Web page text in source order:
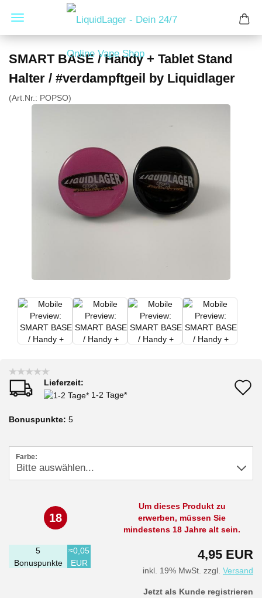
SMART BASE / Handy + Tablet Stand
Halter / #verdampftgeil by Liquidlager
(Art.Nr.: POPSO)
Lieferzeit:
1-2 Tage*
Bonuspunkte: 5
Farbe:
18
Um dieses Produkt zu
erwerben, müssen Sie
mindestens 18 Jahre alt sein.
4,95 EUR
inkl. 19% MwSt. zzgl. Versand
5
Bonuspunkte
≈0,05
EUR
Jetzt als Kunde registrieren